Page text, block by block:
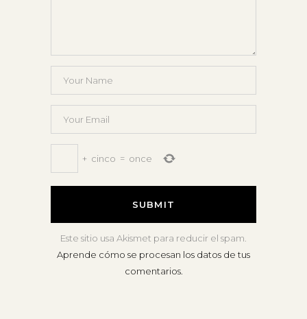
+ cinco = once
Este sitio usa Akismet para reducir el spam.
Aprende cómo se procesan los datos de tus
comentarios.